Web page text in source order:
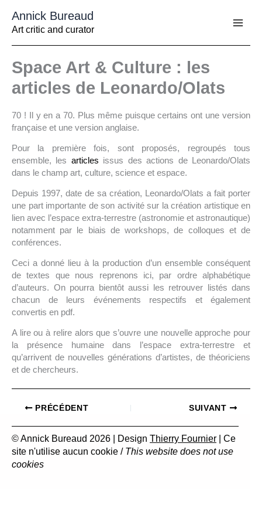
contenu
Annick Bureaud
Art critic and curator
Space Art & Culture : les
articles de Leonardo/Olats
70 ! Il y en a 70. Plus même puisque certains ont une version
française et une version anglaise.
Pour la première fois, sont proposés, regroupés tous
ensemble, les articles issus des actions de Leonardo/Olats
dans le champ art, culture, science et espace.
Depuis 1997, date de sa création, Leonardo/Olats a fait porter
une part importante de son activité sur la création artistique en
lien avec l’espace extra-terrestre (astronomie et astronautique)
notamment par le biais de workshops, de colloques et de
conférences.
Ceci a donné lieu à la production d’un ensemble conséquent
de textes que nous reprenons ici, par ordre alphabétique
d’auteurs. On pourra bientôt aussi les retrouver listés dans
chacun de leurs événements respectifs et également
convertis en pdf.
A lire ou à relire alors que s’ouvre une nouvelle approche pour
la présence humaine dans l’espace extra-terrestre et
qu’arrivent de nouvelles générations d’artistes, de théoriciens
et de chercheurs.
PRÉCÉDENT SUIVANT
© Annick Bureaud 2026 | Design Thierry Fournier | Ce
site n'utilise aucun cookie / This website does not use
cookies